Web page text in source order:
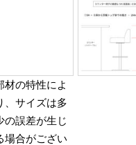
材の特性によ
、サイズは多
の誤差が生じ
場合がござい